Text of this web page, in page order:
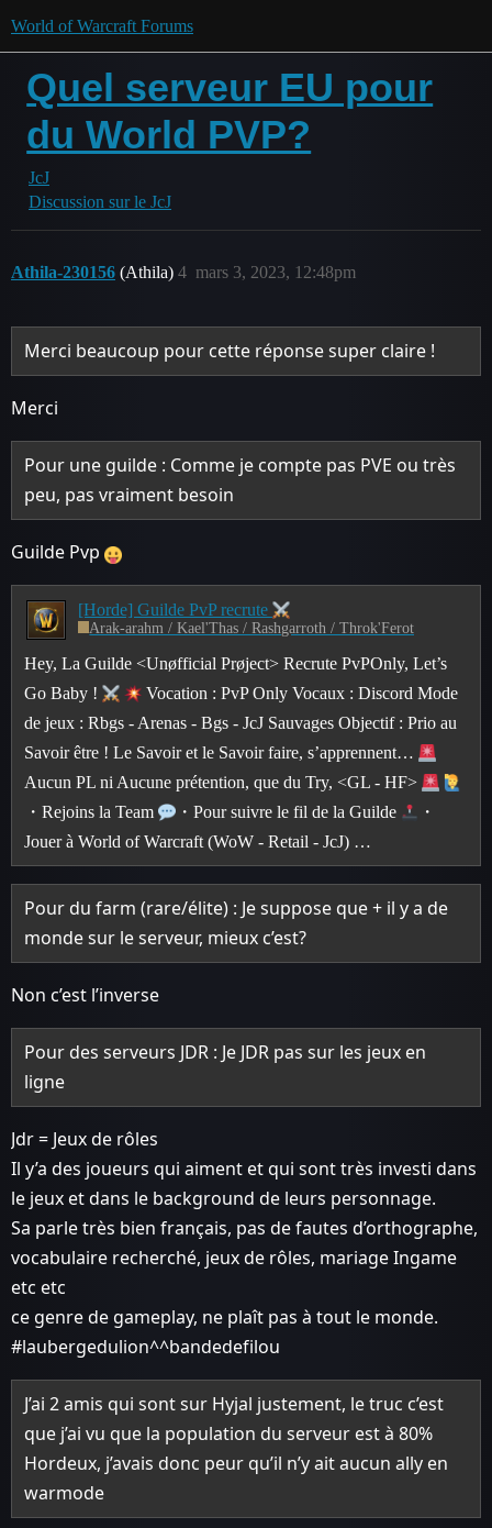
World of Warcraft Forums
Quel serveur EU pour
du World PVP?
JcJ
Discussion sur le JcJ
Athila-230156 (Athila) mars 3, 2023, 12:48pm
4
Merci beaucoup pour cette réponse super claire !
Merci
Pour une guilde : Comme je compte pas PVE ou très
peu, pas vraiment besoin
Guilde Pvp
[Horde] Guilde PvP recrute
Arak-arahm / Kael'Thas / Rashgarroth / Throk'Ferot
Hey, La Guilde <Unøfficial Prøject> Recrute PvPOnly, Let’s
Go Baby !
Vocation : PvP Only Vocaux : Discord Mode
de jeux : Rbgs - Arenas - Bgs - JcJ Sauvages Objectif : Prio au
Savoir être ! Le Savoir et le Savoir faire, s’apprennent…
Aucun PL ni Aucune prétention, que du Try, <GL - HF>
・Rejoins la Team
・Pour suivre le fil de la Guilde
・
Jouer à World of Warcraft (WoW - Retail - JcJ) …
Pour du farm (rare/élite) : Je suppose que + il y a de
monde sur le serveur, mieux c’est?
Non c’est l’inverse
Pour des serveurs JDR : Je JDR pas sur les jeux en
ligne
Jdr = Jeux de rôles
Il y’a des joueurs qui aiment et qui sont très investi dans
le jeux et dans le background de leurs personnage.
Sa parle très bien français, pas de fautes d’orthographe,
vocabulaire recherché, jeux de rôles, mariage Ingame
etc etc
ce genre de gameplay, ne plaît pas à tout le monde.
#laubergedulion^^bandedefilou
J’ai 2 amis qui sont sur Hyjal justement, le truc c’est
que j’ai vu que la population du serveur est à 80%
Hordeux, j’avais donc peur qu’il n’y ait aucun ally en
warmode